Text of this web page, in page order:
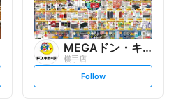
MEGAドン・キホーテ
横手店
s
t
Follow